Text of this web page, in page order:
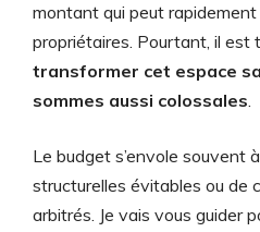
montant qui peut
propriétaires. Pourtant, il est
transformer cet espace
sommes aussi colossales.
Le budget s’envole souvent
structurelles évitables ou de
arbitrés. Je vais vous guider